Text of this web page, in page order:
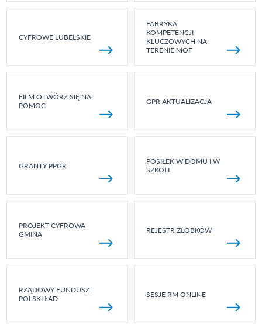
CYFROWE LUBELSKIE
FABRYKA
KOMPETENCJI
KLUCZOWYCH NA
TERENIE MOF
FILM OTWÓRZ SIĘ NA
POMOC
GPR AKTUALIZACJA
GRANTY PPGR
POSIŁEK W DOMU I W
SZKOLE
PROJEKT CYFROWA
GMINA
REJESTR ŻŁOBKÓW
RZĄDOWY FUNDUSZ
POLSKI ŁAD
SESJE RM ONLINE